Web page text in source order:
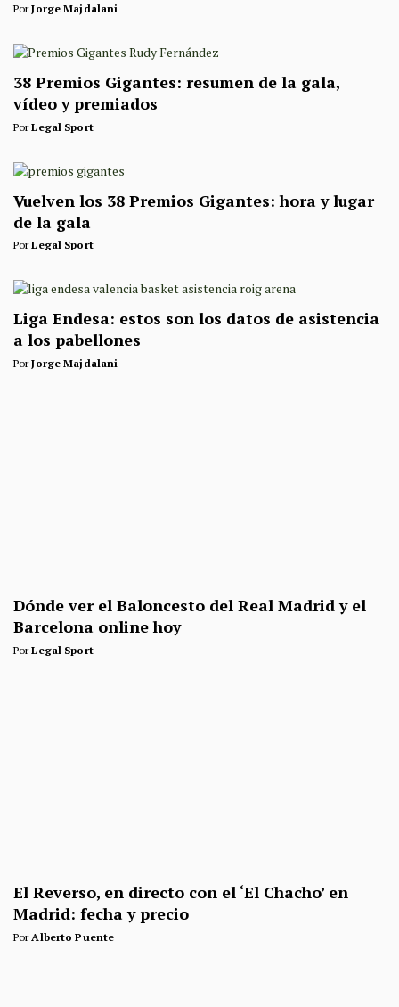
PorJorge Majdalani
38 Premios Gigantes: resumen de la gala,
vídeo y premiados
PorLegal Sport
Vuelven los 38 Premios Gigantes: hora y lugar
de la gala
PorLegal Sport
Liga Endesa: estos son los datos de asistencia
a los pabellones
PorJorge Majdalani
Dónde ver el Baloncesto del Real Madrid y el
Barcelona online hoy
PorLegal Sport
El Reverso, en directo con el ‘El Chacho’ en
Madrid: fecha y precio
Por Alberto Puente